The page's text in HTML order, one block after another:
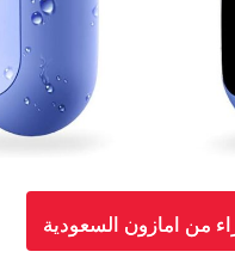
من امازون السعودية